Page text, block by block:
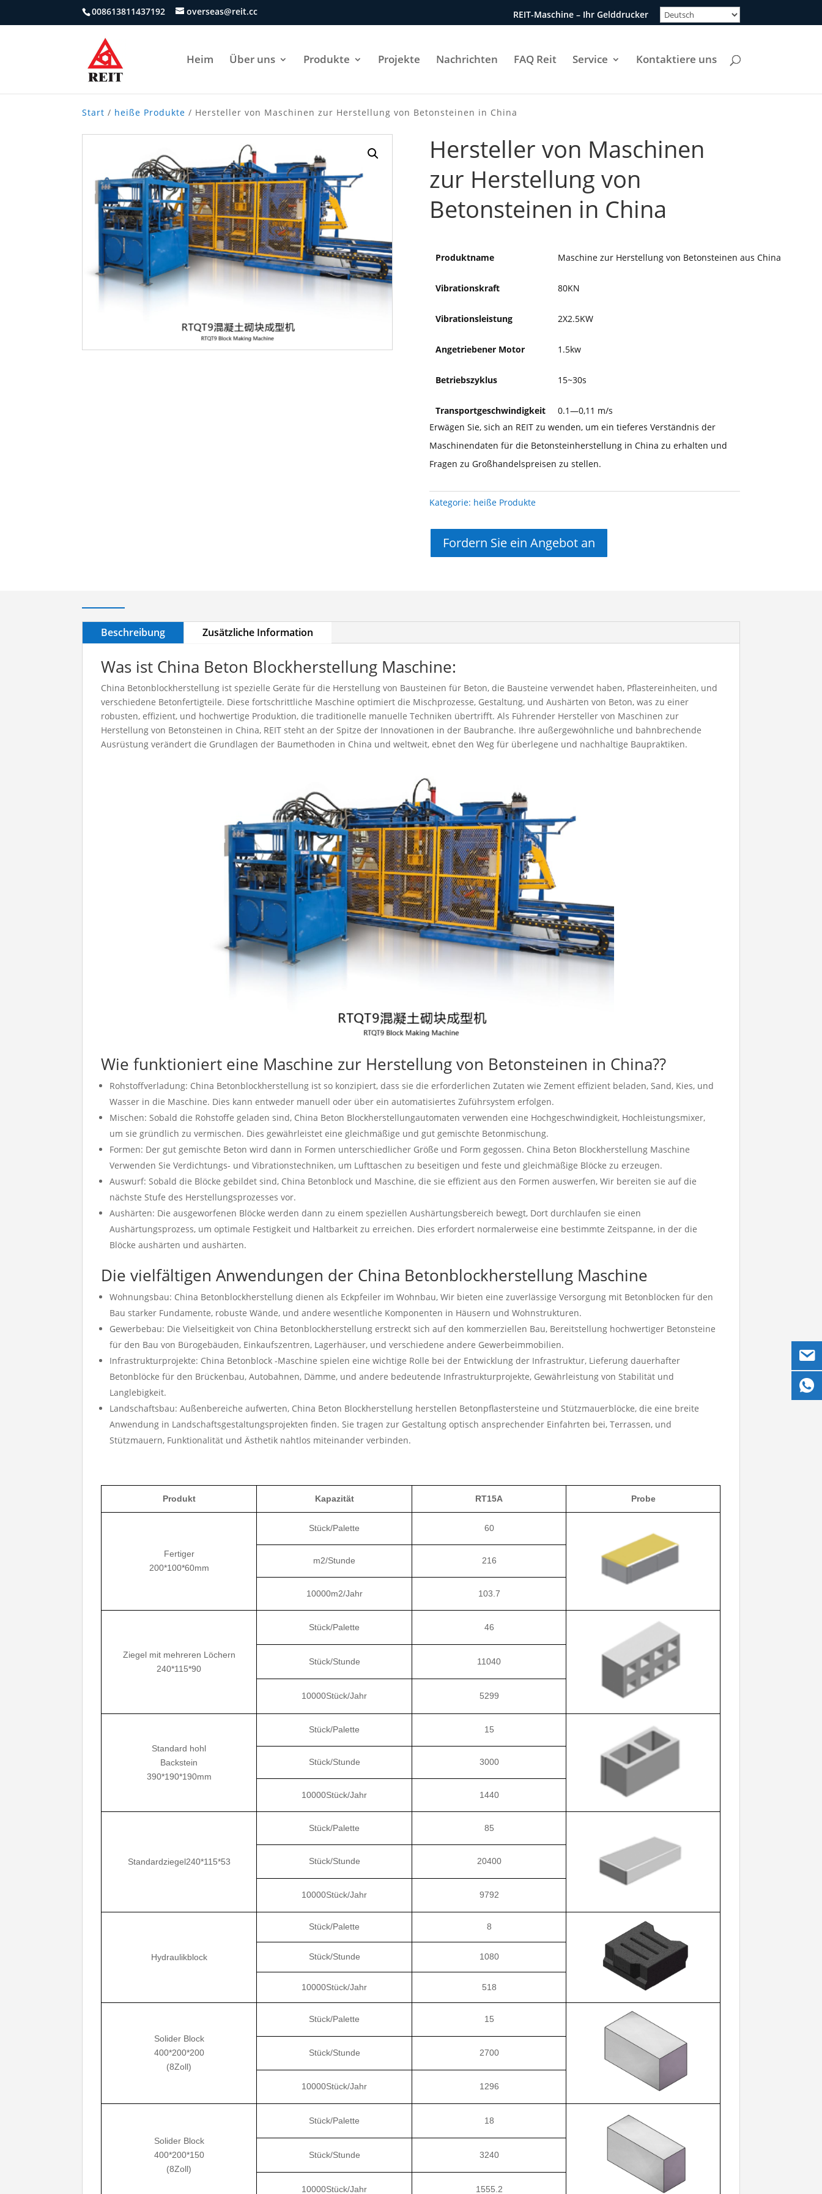
008613811437192 overseas@reit.cc REIT-Maschine – Ihr Gelddrucker
Heim Über uns Produkte Projekte Nachrichten FAQ Reit Service Kontaktiere uns
Start / heiße Produkte / Hersteller von Maschinen zur Herstellung von Betonsteinen in China
Hersteller von Maschinen
zur Herstellung von
Betonsteinen in China
Produktname Maschine zur Herstellung von Betonsteinen aus China
Vibrationskraft 80KN
Vibrationsleistung 2X2.5KW
Angetriebener Motor 1.5kw
Betriebszyklus 15~30s
Transportgeschwindigkeit
0.1—0,11 m/s
Erwägen Sie, sich an REIT zu wenden, um ein tieferes Verständnis der
Maschinendaten für die Betonsteinherstellung in China zu erhalten und
Fragen zu Großhandelspreisen zu stellen.
Kategorie: heiße Produkte
Fordern Sie ein Angebot an
Beschreibung Zusätzliche Information
Was ist China Beton Blockherstellung Maschine:
China Betonblockherstellung ist spezielle Geräte für die Herstellung von Bausteinen für Beton, die Bausteine ​​verwendet haben, Pflastereinheiten, und
verschiedene Betonfertigteile. Diese fortschrittliche Maschine optimiert die Mischprozesse, Gestaltung, und Aushärten von Beton, was zu einer
robusten, effizient, und hochwertige Produktion, die traditionelle manuelle Techniken übertrifft. Als Führender Hersteller von Maschinen zur
Herstellung von Betonsteinen in China, REIT steht an der Spitze der Innovationen in der Baubranche. Ihre außergewöhnliche und bahnbrechende
Ausrüstung verändert die Grundlagen der Baumethoden in China und weltweit, ebnet den Weg für überlegene und nachhaltige Baupraktiken.
Wie funktioniert eine Maschine zur Herstellung von Betonsteinen in China??
Rohstoffverladung: China Betonblockherstellung ist so konzipiert, dass sie die erforderlichen Zutaten wie Zement effizient beladen, Sand, Kies, und
Wasser in die Maschine. Dies kann entweder manuell oder über ein automatisiertes Zuführsystem erfolgen.
Mischen: Sobald die Rohstoffe geladen sind, China Beton Blockherstellungautomaten verwenden eine Hochgeschwindigkeit, Hochleistungsmixer,
um sie gründlich zu vermischen. Dies gewährleistet eine gleichmäßige und gut gemischte Betonmischung.
Formen: Der gut gemischte Beton wird dann in Formen unterschiedlicher Größe und Form gegossen. China Beton Blockherstellung Maschine
Verwenden Sie Verdichtungs- und Vibrationstechniken, um Lufttaschen zu beseitigen und feste und gleichmäßige Blöcke zu erzeugen.
Auswurf: Sobald die Blöcke gebildet sind, China Betonblock und Maschine, die sie effizient aus den Formen auswerfen, Wir bereiten sie auf die
nächste Stufe des Herstellungsprozesses vor.
Aushärten: Die ausgeworfenen Blöcke werden dann zu einem speziellen Aushärtungsbereich bewegt, Dort durchlaufen sie einen
Aushärtungsprozess, um optimale Festigkeit und Haltbarkeit zu erreichen. Dies erfordert normalerweise eine bestimmte Zeitspanne, in der die
Blöcke aushärten und aushärten.
Die vielfältigen Anwendungen der China Betonblockherstellung Maschine
Wohnungsbau: China Betonblockherstellung dienen als Eckpfeiler im Wohnbau, Wir bieten eine zuverlässige Versorgung mit Betonblöcken für den
Bau starker Fundamente, robuste Wände, und andere wesentliche Komponenten in Häusern und Wohnstrukturen.
Gewerbebau: Die Vielseitigkeit von China Betonblockherstellung erstreckt sich auf den kommerziellen Bau, Bereitstellung hochwertiger Betonsteine ​​
für den Bau von Bürogebäuden, Einkaufszentren, Lagerhäuser, und verschiedene andere Gewerbeimmobilien.
Infrastrukturprojekte: China Betonblock -Maschine spielen eine wichtige Rolle bei der Entwicklung der Infrastruktur, Lieferung dauerhafter
Betonblöcke für den Brückenbau, Autobahnen, Dämme, und andere bedeutende Infrastrukturprojekte, Gewährleistung von Stabilität und
Langlebigkeit.
Landschaftsbau: Außenbereiche aufwerten, China Beton Blockherstellung herstellen Betonpflastersteine ​​und Stützmauerblöcke, die eine breite
Anwendung in Landschaftsgestaltungsprojekten finden. Sie tragen zur Gestaltung optisch ansprechender Einfahrten bei, Terrassen, und
Stützmauern, Funktionalität und Ästhetik nahtlos miteinander verbinden.
Produkt Kapazität RT15A Probe
Fertiger
200*100*60mm
Stück/Palette 60
m2/Stunde 216
10000m2/Jahr 103.7
Ziegel mit mehreren Löchern
240*115*90
Stück/Palette 46
Stück/Stunde 11040
10000Stück/Jahr 5299
Standard hohl
Backstein
390*190*190mm
Stück/Palette 15
Stück/Stunde 3000
10000Stück/Jahr 1440
Standardziegel240*115*53
Stück/Palette 85
Stück/Stunde 20400
10000Stück/Jahr 9792
Hydraulikblock
Stück/Palette 8
Stück/Stunde 1080
10000Stück/Jahr 518
Solider Block
400*200*200
(8Zoll)
Stück/Palette 15
Stück/Stunde 2700
10000Stück/Jahr 1296
Solider Block
400*200*150
(8Zoll)
Stück/Palette 18
Stück/Stunde 3240
10000Stück/Jahr 1555.2